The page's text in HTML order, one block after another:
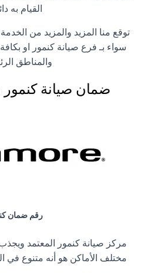
القيام به
توقع منا المزيد والمزيد من الخدمة
سواء بـ فرع صيانة كنمور او
والمناطق
ضمان صيانة كنمور مدينة
رقم ضمان
مركز صيانة كنمور المعتمد
مختلف الأماكن هو أنه متنوع في